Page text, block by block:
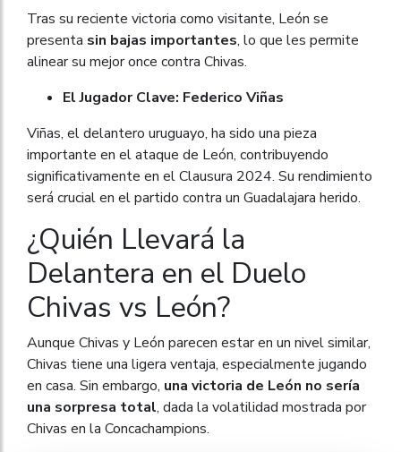
Tras su reciente victoria como visitante, León se
presenta sin bajas importantes, lo que les permite
alinear su mejor once contra Chivas.
El Jugador Clave: Federico Viñas
Viñas, el delantero uruguayo, ha sido una pieza
importante en el ataque de León, contribuyendo
significativamente en el Clausura 2024. Su rendimiento
será crucial en el partido contra un Guadalajara herido.
¿Quién Llevará la
Delantera en el Duelo
Chivas vs León?
Aunque Chivas y León parecen estar en un nivel similar,
Chivas tiene una ligera ventaja, especialmente jugando
en casa. Sin embargo, una victoria de León no sería
una sorpresa total, dada la volatilidad mostrada por
Chivas en la Concachampions.